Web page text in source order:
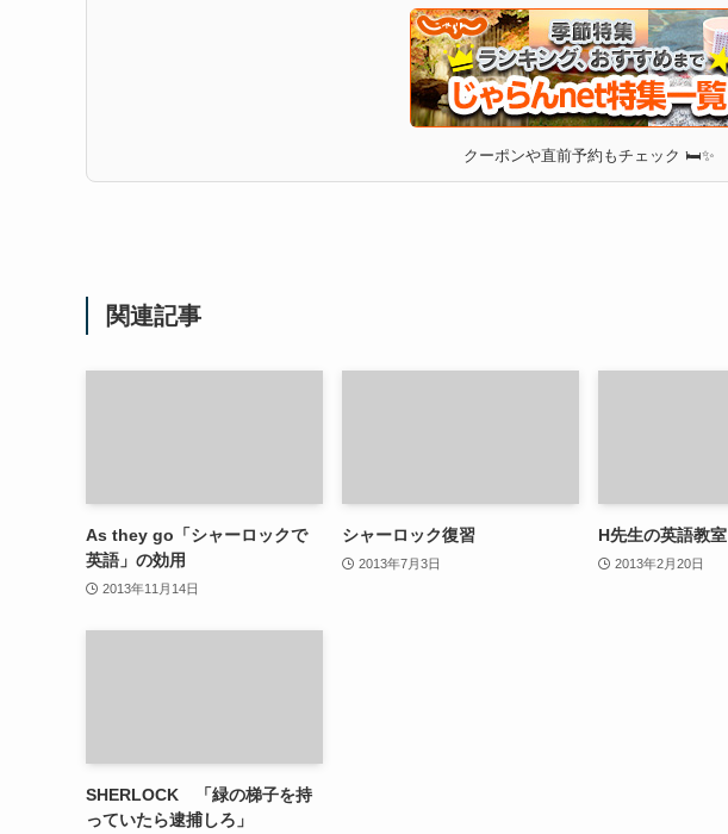
クーポンや直前予約もチェック 🛏✨
関連記事
As they go「シャーロックで
英語」の効用
2013年11月14日
シャーロック復習
2013年7月3日
H先生の英語教室
2013年2月20日
SHERLOCK 「緑の梯子を持
っていたら逮捕しろ」